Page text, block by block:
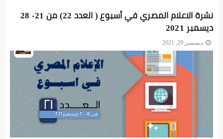
نشرة الاعلام المصري في أسبوع ( العدد 22) من 21- 28
ديسمبر 2021
ديسمبر 29, 2021